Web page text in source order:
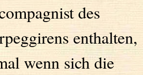
des
enthalten,
wenn sich die